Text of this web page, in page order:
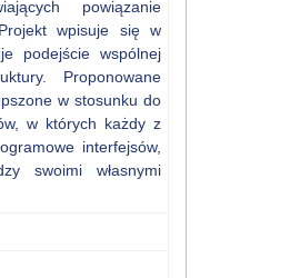
powiązanie
wpisuje się w
podejście wspólnej
Proponowane
w stosunku do
w których każdy z
interfejsów,
swoimi własnymi